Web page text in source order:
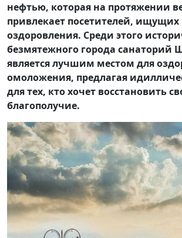
нефтью, которая на протяжении
привлекает посетителей, ищущих
оздоровления. Среди этого
безмятежного города санаторий
является лучшим местом для
омоложения, предлагая
для тех, кто хочет восстановить
благополучие.